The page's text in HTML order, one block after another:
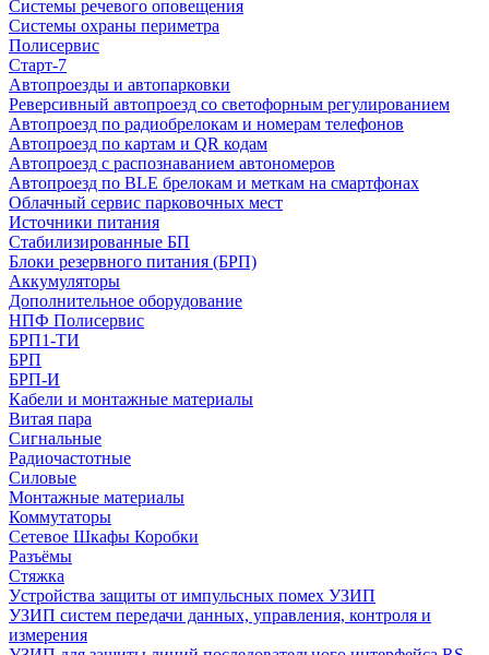
Системы речевого оповещения
Системы охраны периметра
Полисервис
Старт-7
Автопроезды и автопарковки
Реверсивный автопроезд со светофорным регулированием
Автопроезд по радиобрелокам и номерам телефонов
Автопроезд по картам и QR кодам
Автопроезд с распознаванием автономеров
Автопроезд по BLE брелокам и меткам на смартфонах
Облачный сервис парковочных мест
Источники питания
Стабилизированные БП
Блоки резервного питания (БРП)
Аккумуляторы
Дополнительное оборудование
НПФ Полисервис
БРП1-ТИ
БРП
БРП-И
Кабели и монтажные материалы
Витая пара
Сигнальные
Радиочастотные
Силовые
Монтажные материалы
Коммутаторы
Сетевое Шкафы Коробки
Разъёмы
Стяжка
Уcтройства защиты от импульсных помех УЗИП
УЗИП систем передачи данных, управления, контроля и
измерения